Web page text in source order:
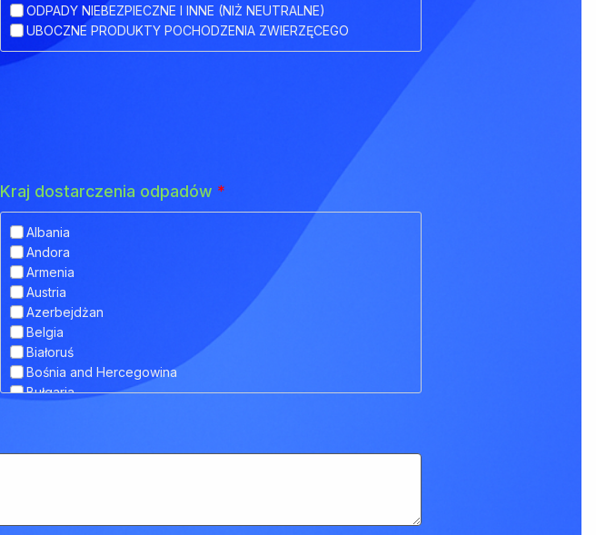
ODPADY NIEBEZPIECZNE I INNE (NIŻ NEUTRALNE)
UBOCZNE PRODUKTY POCHODZENIA ZWIERZĘCEGO
Kraj dostarczenia odpadów *
Albania
Andora
Armenia
Austria
Azerbejdżan
Belgia
Białoruś
Bośnia and Hercegowina
Bułgaria
Czarnogóra